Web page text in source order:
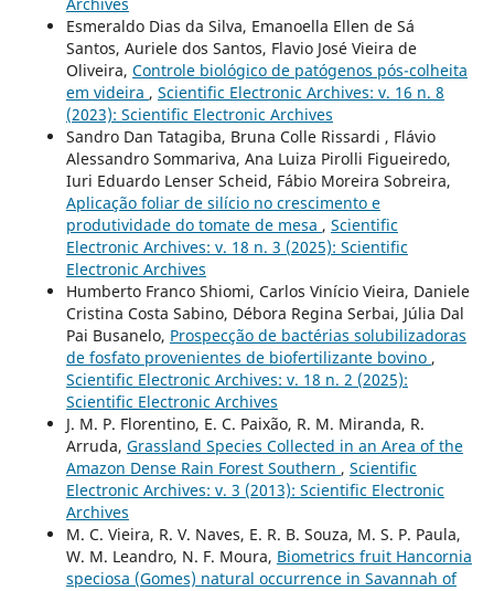
Esmeraldo Dias da Silva, Emanoella Ellen de Sá
Santos, Auriele dos Santos, Flavio José Vieira de
Oliveira, Controle biológico de patógenos pós-colheita
em videira , Scientific Electronic Archives: v. 16 n. 8
(2023): Scientific Electronic Archives
Sandro Dan Tatagiba, Bruna Colle Rissardi , Flávio
Alessandro Sommariva, Ana Luiza Pirolli Figueiredo,
Iuri Eduardo Lenser Scheid, Fábio Moreira Sobreira,
Aplicação foliar de silício no crescimento e
produtividade do tomate de mesa , Scientific
Electronic Archives: v. 18 n. 3 (2025): Scientific
Electronic Archives
Humberto Franco Shiomi, Carlos Vinício Vieira, Daniele
Cristina Costa Sabino, Débora Regina Serbai, Júlia Dal
Pai Busanelo, Prospecção de bactérias solubilizadoras
de fosfato provenientes de biofertilizante bovino ,
Scientific Electronic Archives: v. 18 n. 2 (2025):
Scientific Electronic Archives
J. M. P. Florentino, E. C. Paixão, R. M. Miranda, R.
Arruda, Grassland Species Collected in an Area of the
Amazon Dense Rain Forest Southern , Scientific
Electronic Archives: v. 3 (2013): Scientific Electronic
Archives
M. C. Vieira, R. V. Naves, E. R. B. Souza, M. S. P. Paula,
W. M. Leandro, N. F. Moura, Biometrics fruit Hancornia
speciosa (Gomes) natural occurrence in Savannah of